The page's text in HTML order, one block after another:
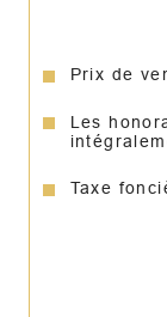
vous
Prix de
Les
Taxe